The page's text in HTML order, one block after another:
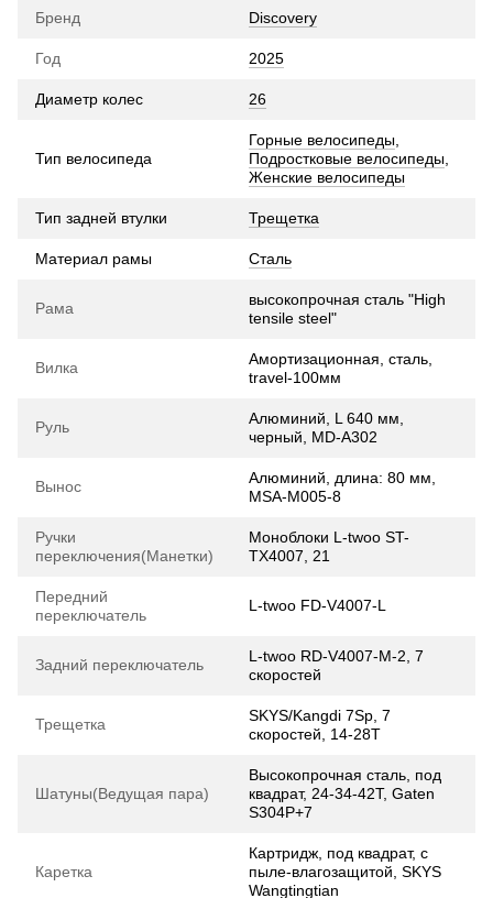
Бренд Discovery
Год 2025
Диаметр колес 26
Тип велосипеда
Горные велосипеды
Подростковые велосипеды
Женские велосипеды
Тип задней втулки Трещетка
Материал рамы Сталь
Рама
высокопрочная сталь "High
tensile steel"
Вилка
Амортизационная, cталь,
travel-100мм
Руль
Алюминий, L 640 мм,
черный, MD-А302
Вынос
Алюминий, длина: 80 мм,
MSA-M005-8
Ручки
переключения(Манетки)
Моноблоки L-twoo ST-
TX4007, 21
Передний
переключатель
L-twoo FD-V4007-L
Задний переключатель
L-twoo RD-V4007-M-2, 7
скоростей
Трещетка
SKYS/Kangdi 7Sp, 7
скоростей, 14-28Т
Шатуны(Ведущая пара)
Высокопрочная сталь, под
квадрат, 24-34-42T, Gaten
S304P+7
Каретка
Картридж, под квадрат, с
пыле-влагозащитой, SKYS
Wangtingtian